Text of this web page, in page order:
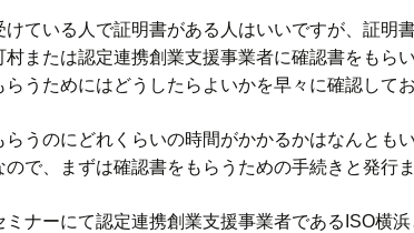
けている人で証明書がある人はいいですが、証明
村または認定連携創業支援事業者に確認書をもら
うためにはどうしたらよいかを早々に確認してお
らうのにどれくらいの時間がかかるかはなんとも
ので、まずは確認書をもらうための手続きと発行
ミナーにて認定連携創業支援事業者であるISO横